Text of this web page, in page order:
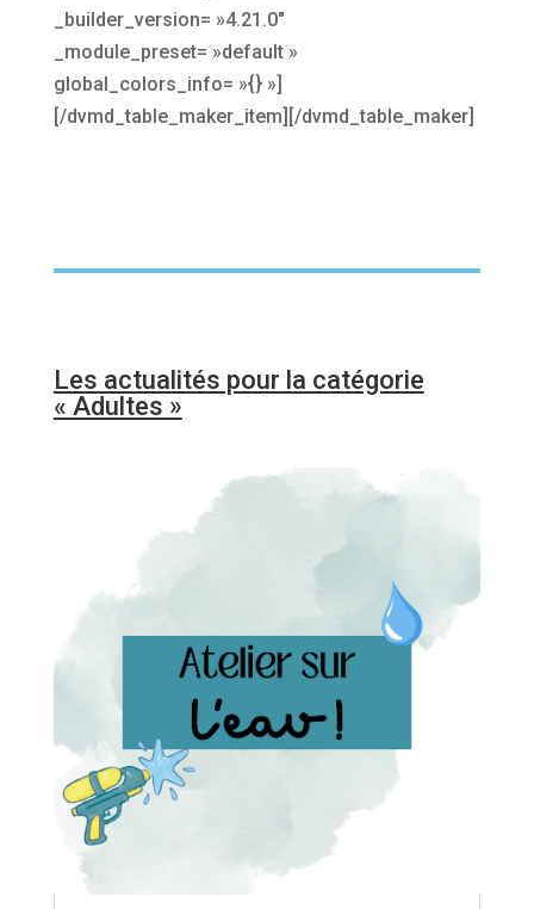
_builder_version= »4.21.0″
_module_preset= »default »
global_colors_info= »{} »]
[/dvmd_table_maker_item][/dvmd_table_maker]
Les actualités pour la catégorie
« Adultes »